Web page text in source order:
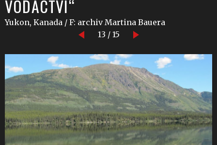
VODÁCTVÍ“
Yukon, Kanada / F: archiv Martina Bauera
13 / 15